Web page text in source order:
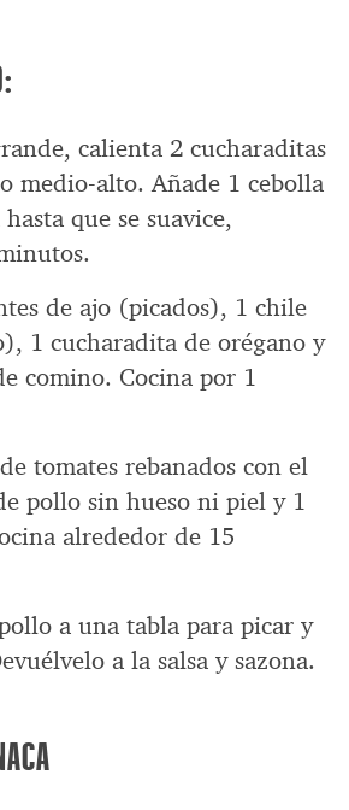
calienta 2 cucharaditas
medio-alto. Añade 1 cebolla
que se suavice,
de ajo (picados), 1 chile
1 cucharadita de orégano y
comino. Cocina por 1
tomates rebanados con el
pollo sin hueso ni piel y 1
alrededor de 15
a una tabla para picar y
a la salsa y sazona.